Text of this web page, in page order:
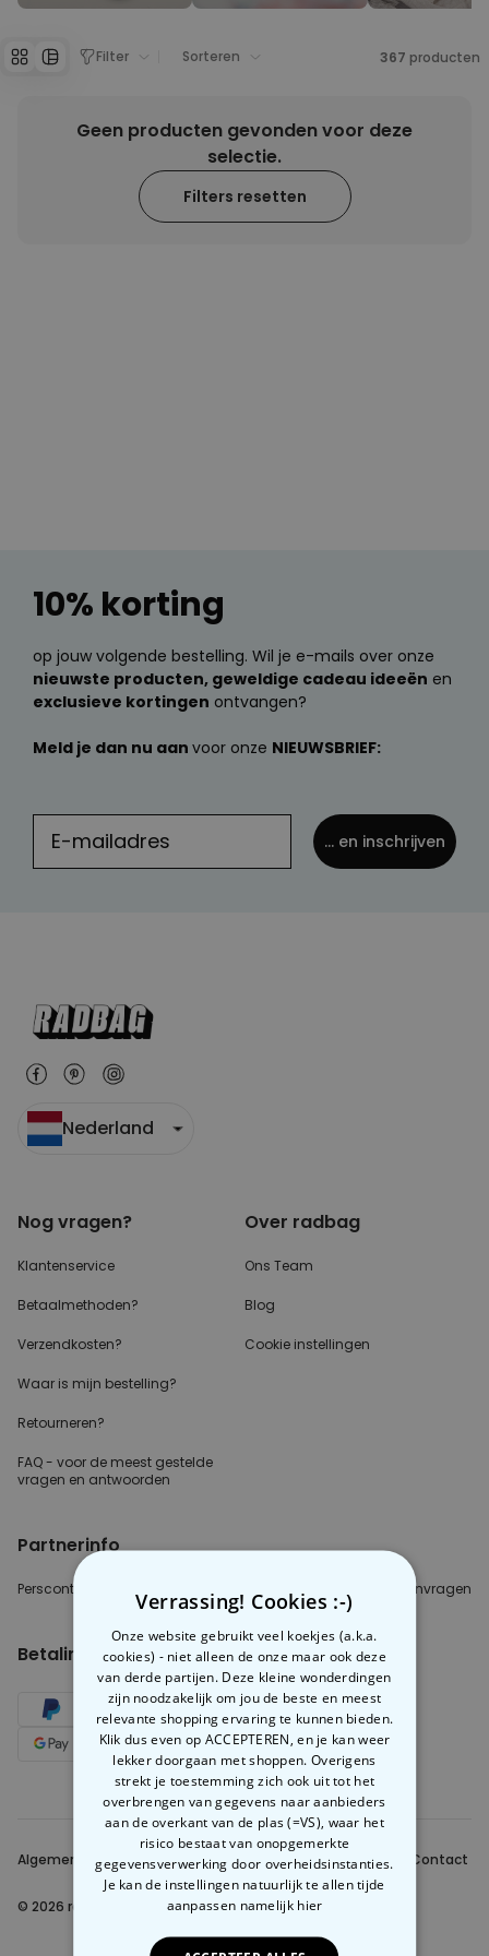
Gepersonaliseerde boxershort
Polaroid-look
Gepersonaliseerde
Geurhanger set van 2
19,99 €
Filter Sorteren 367 producten
Geen producten gevonden voor deze
selectie.
Filters resetten
10% korting
op jouw volgende bestelling. Wil je e-mails over onze
nieuwste producten, geweldige cadeau ideeën en
exclusieve kortingen ontvangen?
Meld je dan nu aan voor onze NIEUWSBRIEF:
... en inschrijven
Nederland
Nog vragen?
Klantenservice
Betaalmethoden?
Verzendkosten?
Waar is mijn bestelling?
Retourneren?
FAQ - voor de meest gestelde
vragen en antwoorden
Over radbag
Ons Team
Blog
Cookie instellingen
Partnerinfo
Perscontact B2B aanvragen
Betalingsmethoden
Algemene Voorwaarden Beveiliging en privacy Contact
© 2026 radbag
Verrassing! Cookies :-)
Onze website gebruikt veel koekjes (a.k.a.
cookies) - niet alleen de onze maar ook deze
van derde partijen. Deze kleine wonderdingen
zijn noodzakelijk om jou de beste en meest
relevante shopping ervaring te kunnen bieden.
Klik dus even op ACCEPTEREN, en je kan weer
lekker doorgaan met shoppen. Overigens
strekt je toestemming zich ook uit tot het
overbrengen van gegevens naar aanbieders
aan de overkant van de plas (=VS), waar het
risico bestaat van onopgemerkte
gegevensverwerking door overheidsinstanties.
Je kan de instellingen natuurlijk te allen tijde
aanpassen namelijk hier